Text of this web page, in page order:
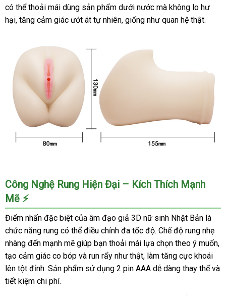
giả
3D
Nhật
Bản
chính
hãng
kích
thích
chân
thật
có thể thoải mái dùng sản phẩm dưới nước mà không lo hư
hại, tăng cảm giác ướt át tự nhiên, giống như quan hệ thật.
Âm
đạo
giả
3D
nữ
sinh
Nhật
Bản
chính
hãng
Công Nghệ Rung Hiện Đại – Kích Thích Mạnh
Mẽ ⚡
Điểm nhấn đặc biệt của âm đạo giả 3D nữ sinh Nhật Bản là
chức năng rung có thể điều chỉnh đa tốc độ. Chế độ rung nhẹ
nhàng đến mạnh mẽ giúp bạn thoải mái lựa chọn theo ý muốn,
tạo cảm giác co bóp và run rẩy như thật, làm tăng cực khoái
lên tột đỉnh. Sản phẩm sử dụng 2 pin AAA dễ dàng thay thế và
tiết kiệm chi phí.